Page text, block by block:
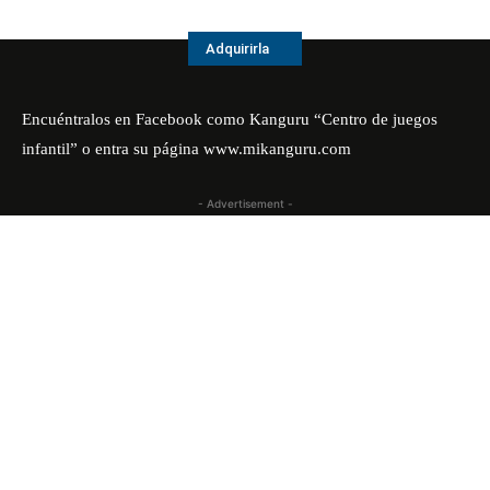
Adquirirla
Encuéntralos en Facebook como Kanguru “Centro de juegos
infantil” o entra su página www.mikanguru.com
- Advertisement -